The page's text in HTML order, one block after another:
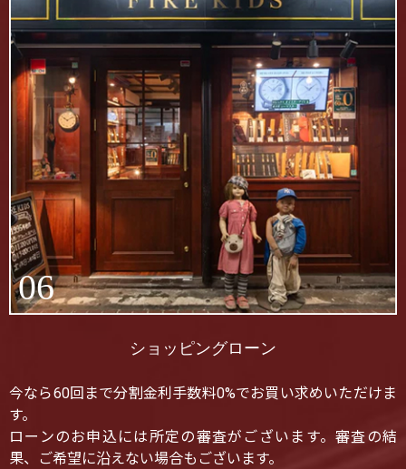
06
ショッピングローン
今なら60回まで分割金利手数料0%でお買い求めいただけま
す。
ローンのお申込には所定の審査がございます。審査の結
果、ご希望に沿えない場合もございます。